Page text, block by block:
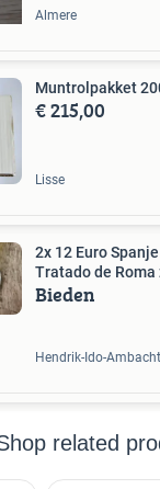
Almere
Muntrolpakket
€ 215,00
Lisse
2x 12 Euro
Tratado de Roma
Bieden
Hendrik-Ido-Ambacht